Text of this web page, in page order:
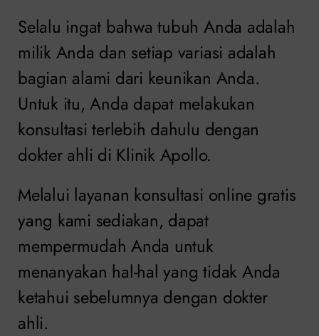
Selalu ingat bahwa tubuh Anda adalah
milik Anda dan setiap variasi adalah
bagian alami dari keunikan Anda.
Untuk itu, Anda dapat melakukan
konsultasi terlebih dahulu dengan
dokter ahli di Klinik Apollo.
Melalui layanan konsultasi online gratis
yang kami sediakan, dapat
mempermudah Anda untuk
menanyakan hal-hal yang tidak Anda
ketahui sebelumnya dengan dokter
ahli.